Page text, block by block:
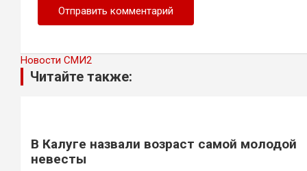
Новости СМИ2
Читайте также:
В Калуге назвали возраст самой молодой
невесты